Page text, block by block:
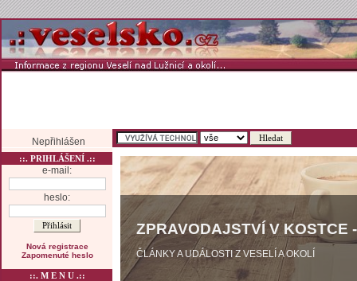
Nepřihlášen
::. PRIHLÁŠENÍ .::
e-mail:
heslo:
Nová registrace
Zapomenuté heslo
::. M E N U .::
ZPRAVODAJSTVÍ V KOSTCE
ČLÁNKY A UDÁLOSTI Z VESELÍ A OKOLÍ